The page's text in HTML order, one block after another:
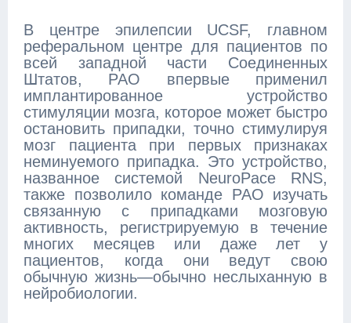
В центре эпилепсии UCSF, главном
реферальном центре для пациентов по
всей западной части Соединенных
Штатов, РАО впервые применил
имплантированное устройство
стимуляции мозга, которое может быстро
остановить припадки, точно стимулируя
мозг пациента при первых признаках
неминуемого припадка. Это устройство,
названное системой NeuroPace RNS,
также позволило команде РАО изучать
связанную с припадками мозговую
активность, регистрируемую в течение
многих месяцев или даже лет у
пациентов, когда они ведут свою
обычную жизнь—обычно неслыханную в
нейробиологии.